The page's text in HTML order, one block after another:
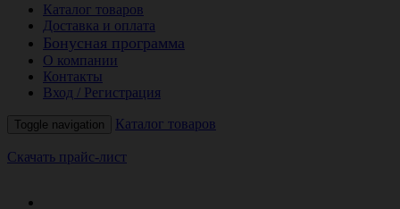
Каталог товаров
Доставка и оплата
Бонусная программа
О компании
Контакты
Вход / Регистрация
Toggle navigation Каталог товаров
Скачать прайс-лист